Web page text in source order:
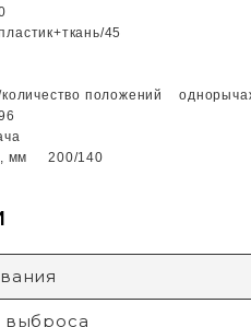
45
количество положений
мм 200/140
выброса